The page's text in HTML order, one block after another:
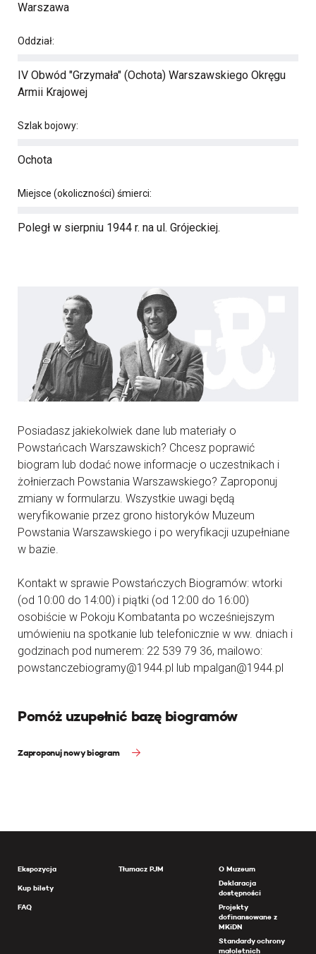
Warszawa
Oddział:
IV Obwód "Grzymała" (Ochota) Warszawskiego Okręgu
Armii Krajowej
Szlak bojowy:
Ochota
Miejsce (okoliczności) śmierci:
Poległ w sierpniu 1944 r. na ul. Grójeckiej.
Posiadasz jakiekolwiek dane lub materiały o
Powstańcach Warszawskich? Chcesz poprawić
biogram lub dodać nowe informacje o uczestnikach i
żołnierzach Powstania Warszawskiego? Zaproponuj
zmiany w formularzu. Wszystkie uwagi będą
weryfikowanie przez grono historyków Muzeum
Powstania Warszawskiego i po weryfikacji uzupełniane
w bazie.
Kontakt w sprawie Powstańczych Biogramów: wtorki
(od 10:00 do 14:00) i piątki (od 12:00 do 16:00)
osobiście w Pokoju Kombatanta po wcześniejszym
umówieniu na spotkanie lub telefonicznie w ww. dniach i
godzinach pod numerem: 22 539 79 36, mailowo:
powstanczebiogramy@1944.pl lub mpalgan@1944.pl
Pomóż uzupełnić bazę biogramów
Zaproponuj nowy biogram
Ekspozycja
Kup bilety
FAQ
Tłumacz PJM
O Muzeum
Deklaracja
dostępności
Projekty
dofinansowane z
MKiDN
Standardy ochrony
małoletnich